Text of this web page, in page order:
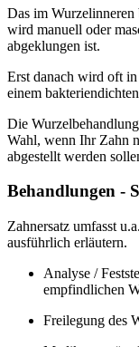
Das im
wird manuell oder
abgeklungen ist.
Erst danach wird oft
einem
Die
Wahl, wenn Ihr Zahn
abgestellt werden
Behandlungen -
Zahnersatz umfasst
ausführlich erläutern.
Analyse /
empfindlichen
Freilegung des